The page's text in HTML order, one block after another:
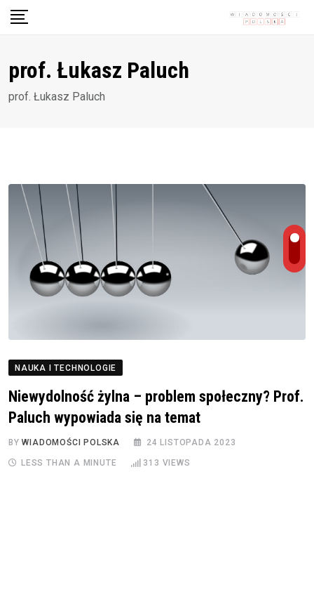
Skip
prof. Łukasz Paluch
prof. Łukasz Paluch
NAUKA I TECHNOLOGIE
Niewydolność żylna – problem społeczny? Prof.
Paluch wypowiada się na temat
BYWIADOMOŚCI POLSKA 24 LISTOPADA 2023
LESS THAN A MINUTE 313 VIEWS